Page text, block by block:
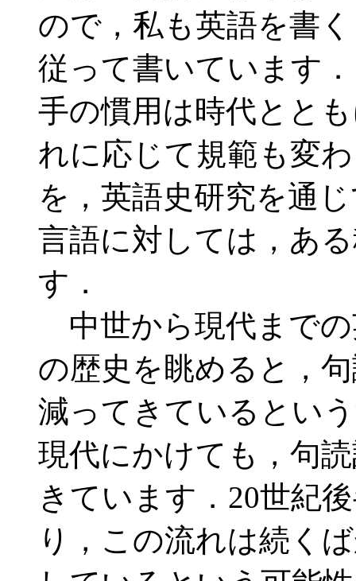
ので，私も英語を書
従って書いています
手の慣用は時代とと
れに応じて規範も変
を，英語史研究を通
言語に対しては，あ
す．
中世から現代までの
の歴史を眺めると，
減ってきているとい
現代にかけても，句
きています．20世紀
り，この流れは続く